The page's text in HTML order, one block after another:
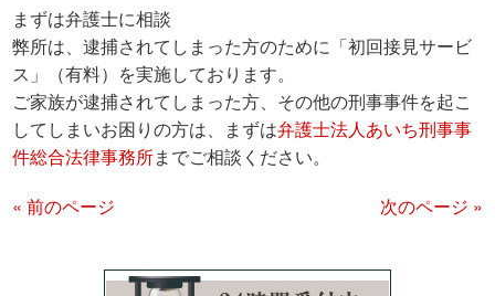
まずは弁護士に相談
弊所は、逮捕されてしまった方のために「初回接見サービ
ス」（有料）を実施しております。
ご家族が逮捕されてしまった方、その他の刑事事件を起こ
してしまいお困りの方は、まずは弁護士法人あいち刑事事
件総合法律事務所までご相談ください。
« 前のページ
次のページ »